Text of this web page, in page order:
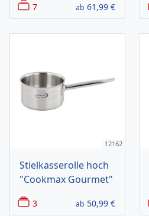
7 ab 61,99 €
12162
Stielkasserolle hoch
"Cookmax Gourmet"
3 ab 50,99 €